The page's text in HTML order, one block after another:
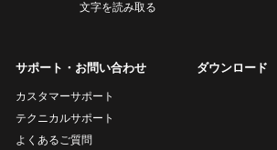
文字を読み取る
サポート・お問い合わせ
カスタマーサポート
テクニカルサポート
よくあるご質問
ダウンロード